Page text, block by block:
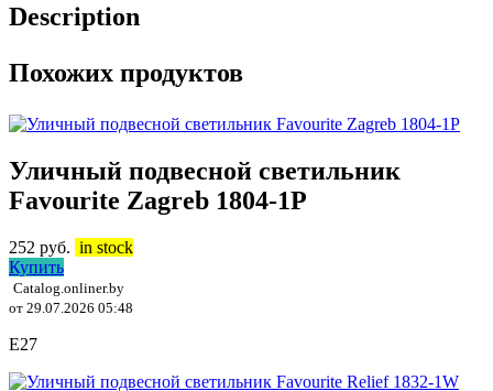
Description
Похожих продуктов
Уличный подвесной светильник
Favourite Zagreb 1804-1P
252 руб. in stock
Купить
Catalog.onliner.by
от 29.07.2026 05:48
E27